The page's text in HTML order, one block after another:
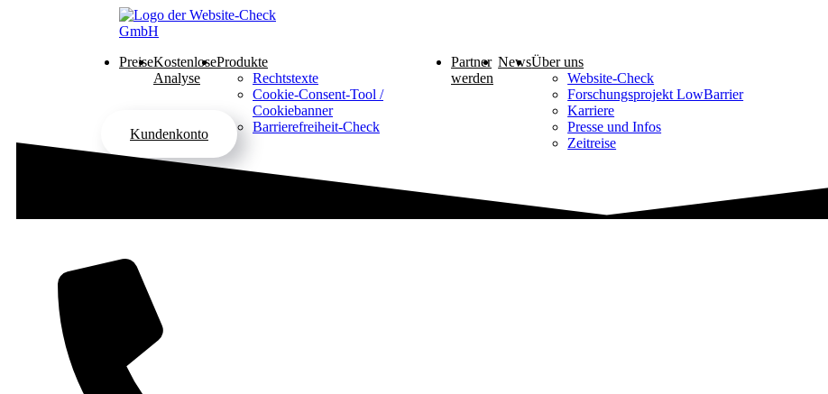
PreiseKostenlose
Analyse
Produkte
Rechtstexte
Cookie-Consent-Tool /
Cookiebanner
Barrierefreiheit-Check
Partner
werden
NewsÜber uns
Website-Check
Forschungsprojekt LowBarrier
Karriere
Presse und Infos
Zeitreise
Kundenkonto